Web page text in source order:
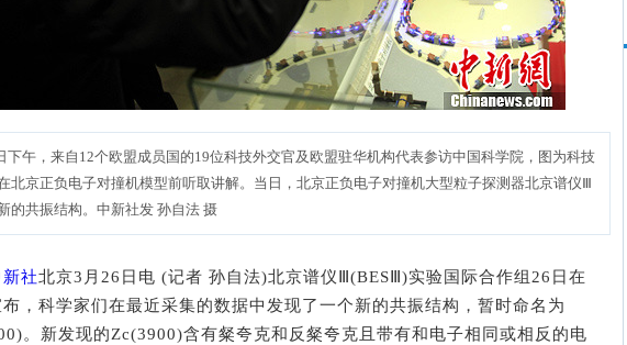
午，来自12个欧盟成员国的19位科技外交官及欧盟驻华机构代表参访中国科学院，图为科技
北京正负电子对撞机模型前听取讲解。当日，北京正负电子对撞机大型粒子探测器北京谱仪Ⅲ
的共振结构。中新社发 孙自法 摄
社北京3月26日电 (记者 孙自法)北京谱仪Ⅲ(BESⅢ)实验国际合作组26日在
，科学家们在最近采集的数据中发现了一个新的共振结构，暂时命名为
。新发现的Zc(3900)含有粲夸克和反粲夸克且带有和电子相同或相反的电